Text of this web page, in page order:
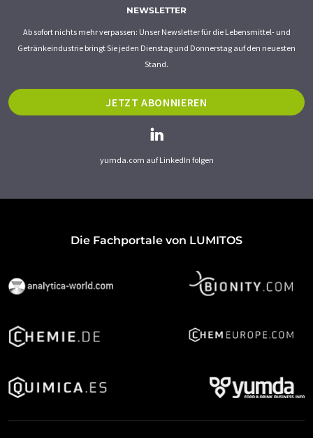
NEWSLETTER
Ab sofort nichts mehr verpassen: Unser Newsletter für die Lebensmittel- und
Getränkeindustrie bringt Sie jeden Dienstag und Donnerstag auf den neuesten
Stand.
JETZT ABONNIEREN
yumda.com auf LinkedIn folgen
Die Fachportale von LUMITOS